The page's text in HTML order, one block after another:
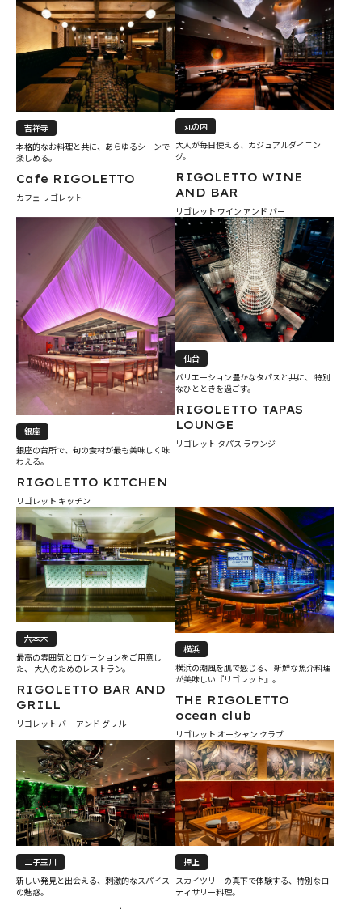
吉祥寺
本格的なお料理と共に、あらゆるシーンで
楽しめる。
Cafe RIGOLETTO
カフェ リゴレット
丸の内
大人が毎日使える、カジュアルダイニン
グ。
RIGOLETTO WINE
AND BAR
リゴレット ワイン アンド バー
銀座
銀座の台所で、旬の食材が最も美味しく味
わえる。
RIGOLETTO KITCHEN
リゴレット キッチン
仙台
バリエーション豊かなタパスと共に、 特別
なひとときを過ごす。
RIGOLETTO TAPAS
LOUNGE
リゴレット タパス ラウンジ
六本木
最高の雰囲気とロケーションをご用意し
た、 大人のためのレストラン。
RIGOLETTO BAR AND
GRILL
リゴレット バー アンド グリル
横浜
横浜の潮風を肌で感じる、 新鮮な魚介料理
が美味しい『リゴレット』。
THE RIGOLETTO
ocean club
リゴレット オーシャン クラブ
二子玉川
新しい発見と出会える、刺激的なスパイス
の魅惑。
押上
スカイツリーの真下で体験する、特別なロ
ティサリー料理。